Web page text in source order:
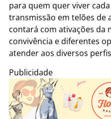
para quem quer viver
transmissão em telões de
contará com ativações da
convivência e diferentes
atender aos diversos
Publicidade